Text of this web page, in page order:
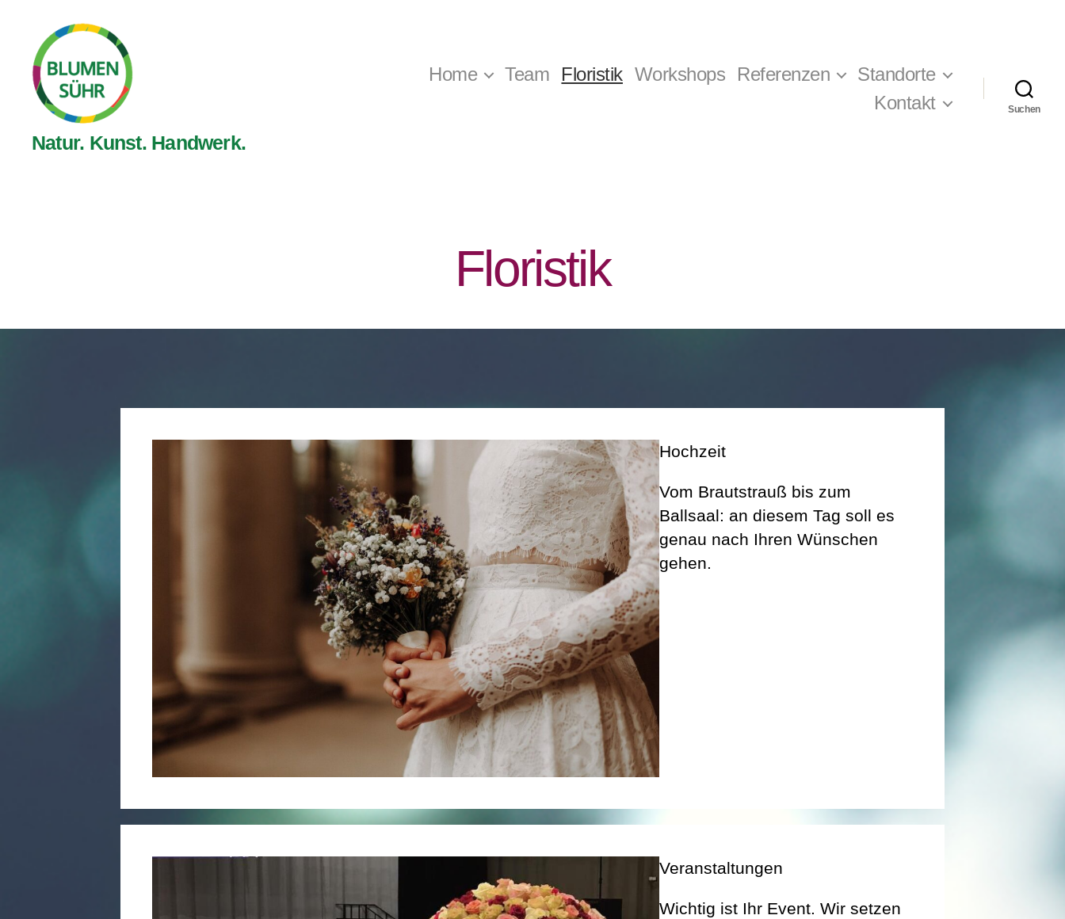
Sühr
Natur. Kunst. Handwerk.
Home Team Floristik Workshops Referenzen
Standorte
Kontakt
Suchen
Floristik
Hochzeit
Vom Brautstrauß bis zum
Ballsaal: an diesem Tag soll es
genau nach Ihren Wünschen
gehen.
Veranstaltungen
Wichtig ist Ihr Event. Wir setzen